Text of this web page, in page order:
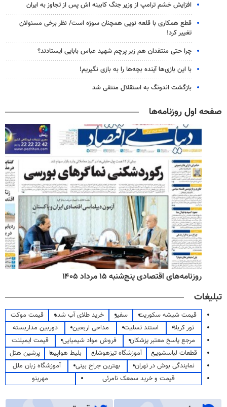
افزایش خشم ترامپ از وزیر جنگ کابینه اش پس از تجاوز به ایران
قطع همکاری با قلعه نویی همچنان سوژه است/ نظر برخی مسئولان
تغییر کرد!
چرا حتی منتقدان هم زیر پرچم شهید عباس بابایی ایستادند؟
با این بازی‌ها آینده بچه‌ها را به بازی نگیریم!
بازگشت اندونگ به استقلال منتفی شد
صفحه اول روزنامه‌ها
روزنامه‌های اقتصادی پنج‌شنبه ۱۵ مرداد ۱۴۰۵
تبلیغات
قیمت شیشه سکوریت سفیر خرید طلای آب شده
قیمت موکت
تور کربلا
استند تسلیت مداحی اربعین
دوربین مداربسته
مرجع پاسخ معتبر پزشکان
فروش مواد شیمیایی
قیمت ایمپلنت
قطعات لباسشویی
آموزشگاه تیزهوشان بلیط هواپیما
پرشین هتل
نمایندگی بوش در تهران
بهترین جراح بینی
آموزشگاه زبان ملل
قیمت و خرید سمعک نامرئی
مهرینو